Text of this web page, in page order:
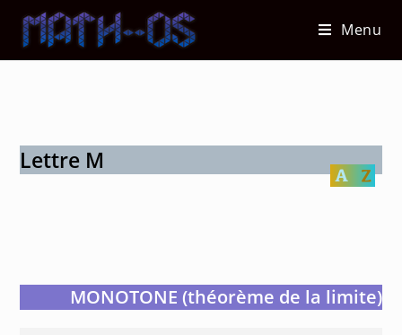
content
Menu
Lettre M
MONOTONE (théorème de la limite)